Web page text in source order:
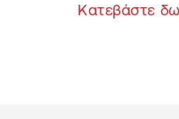
Κατεβάστε